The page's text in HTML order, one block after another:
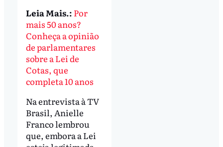
Leia Mais.: Por
mais 50 anos?
Conheça a opinião
de parlamentares
sobre a Lei de
Cotas, que
completa 10 anos
Na entrevista à TV
Brasil, Anielle
Franco lembrou
que, embora a Lei